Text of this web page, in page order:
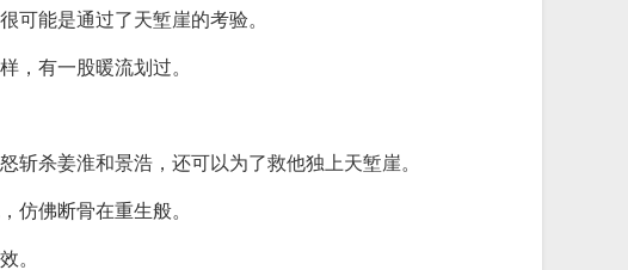
可能是通过了天堑崖的考验。
，有一股暖流划过。
杀姜淮和景浩，还可以为了救他独上天堑崖。
仿佛断骨在重生般。
。